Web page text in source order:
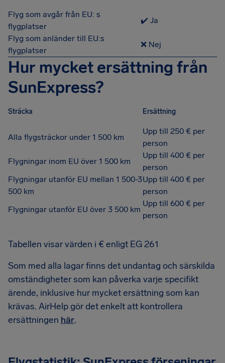
Flyg som avgår från EU: s
flygplatser
✔️ Ja
Flyg som anländer till EU:s
flygplatser
❌ Nej
Hur mycket ersättning från
SunExpress?
Sträcka Ersättning
Alla flygsträckor under 1 500 km
Upp till 250 € per
person
Flygningar inom EU över 1 500 km
Upp till 400 € per
person
Flygningar utanför EU mellan 1 500-3
500 km
Upp till 400 € per
person
Flygningar utanför EU över 3 500 km
Upp till 600 € per
person
Tabellen visar värden i € enligt EG 261
Som med alla lagar finns det undantag och särskilda
omständigheter som kan påverka varje specifikt
ärende, inklusive hur mycket ersättning som kan
krävas. AirHelp gör det enkelt att kontrollera
ersättningen här.